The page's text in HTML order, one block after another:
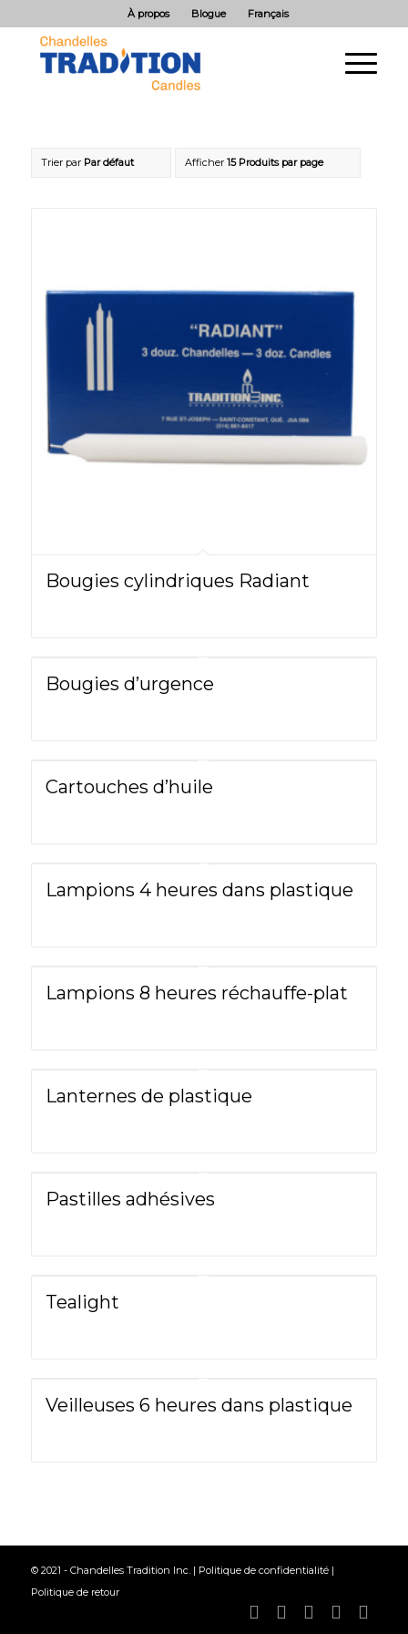
À propos Blogue Français
Trier par Par défaut Afficher 15 Produits par page
Bougies cylindriques Radiant
Bougies d’urgence
Cartouches d’huile
Lampions 4 heures dans plastique
Lampions 8 heures réchauffe-plat
Lanternes de plastique
Pastilles adhésives
Tealight
Veilleuses 6 heures dans plastique
© 2021 - Chandelles Tradition Inc. | Politique de confidentialité|
Politique de retour